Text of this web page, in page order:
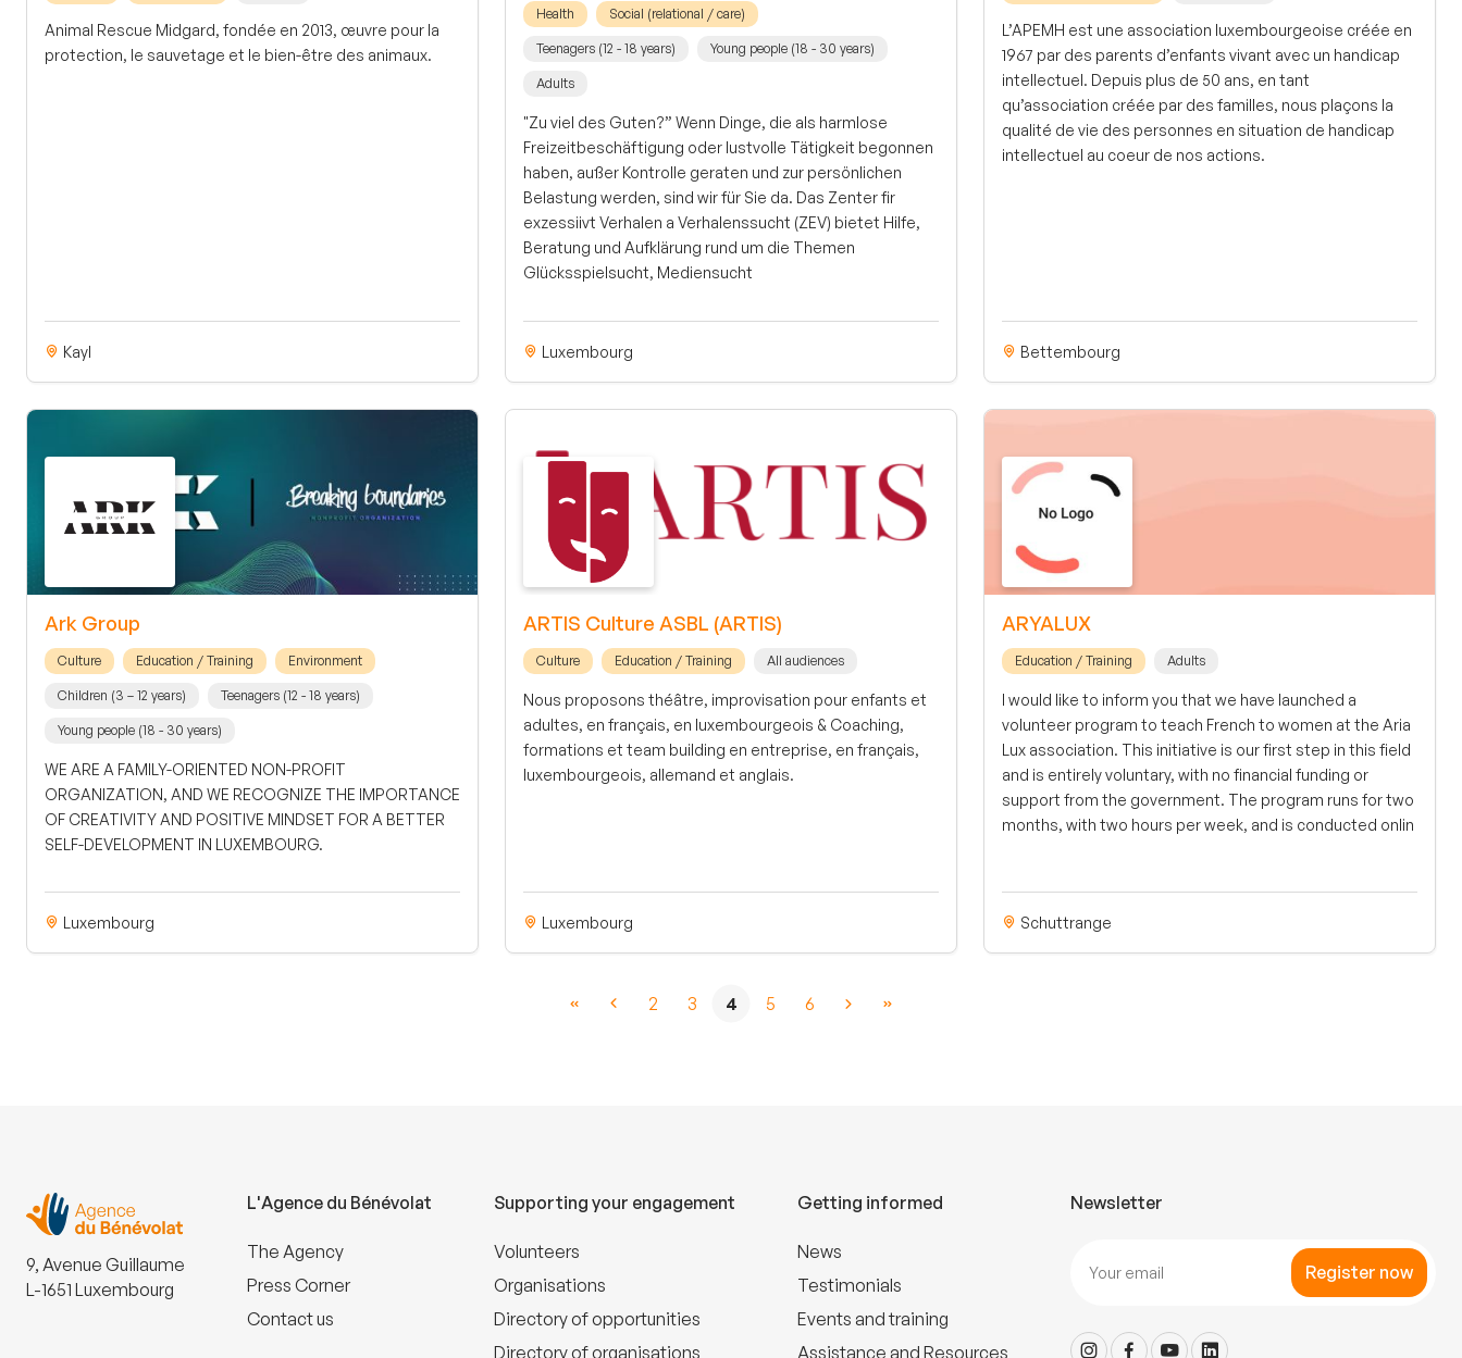
Animal Rescue Midgard, fondée en 2013, œuvre pour la
protection, le sauvetage et le bien-être des animaux.
Kayl
Health Social (relational / care)
Teenagers (12 - 18 years) Young people (18 - 30 years)
Adults
"Zu viel des Guten?” Wenn Dinge, die als harmlose
Freizeitbeschäftigung oder lustvolle Tätigkeit begonnen
haben, außer Kontrolle geraten und zur persönlichen
Belastung werden, sind wir für Sie da. Das Zenter fir
exzessiivt Verhalen a Verhalenssucht (ZEV) bietet Hilfe,
Beratung und Aufklärung rund um die Themen
Glücksspielsucht, Mediensucht
Luxembourg
L’APEMH est une association luxembourgeoise créée en
1967 par des parents d’enfants vivant avec un handicap
intellectuel. Depuis plus de 50 ans, en tant
qu’association créée par des familles, nous plaçons la
qualité de vie des personnes en situation de handicap
intellectuel au coeur de nos actions.
Bettembourg
Ark Group
Culture Education / Training Environment
Children (3 – 12 years) Teenagers (12 - 18 years)
Young people (18 - 30 years)
WE ARE A FAMILY-ORIENTED NON-PROFIT
ORGANIZATION, AND WE RECOGNIZE THE IMPORTANCE
OF CREATIVITY AND POSITIVE MINDSET FOR A BETTER
SELF-DEVELOPMENT IN LUXEMBOURG.
Luxembourg
ARTIS Culture ASBL (ARTIS)
Culture Education / Training All audiences
Nous proposons théâtre, improvisation pour enfants et
adultes, en français, en luxembourgeois & Coaching,
formations et team building en entreprise, en français,
luxembourgeois, allemand et anglais.
Luxembourg
ARYALUX
Education / Training Adults
I would like to inform you that we have launched a
volunteer program to teach French to women at the Aria
Lux association. This initiative is our first step in this field
and is entirely voluntary, with no financial funding or
support from the government. The program runs for two
months, with two hours per week, and is conducted onlin
Schuttrange
2 3 4 5 6
9, Avenue Guillaume
L-1651 Luxembourg
L'Agence du Bénévolat
The Agency
Press Corner
Contact us
Supporting your engagement
Volunteers
Organisations
Directory of opportunities
Directory of organisations
Getting informed
News
Testimonials
Events and training
Assistance and Resources
Newsletter
Register now